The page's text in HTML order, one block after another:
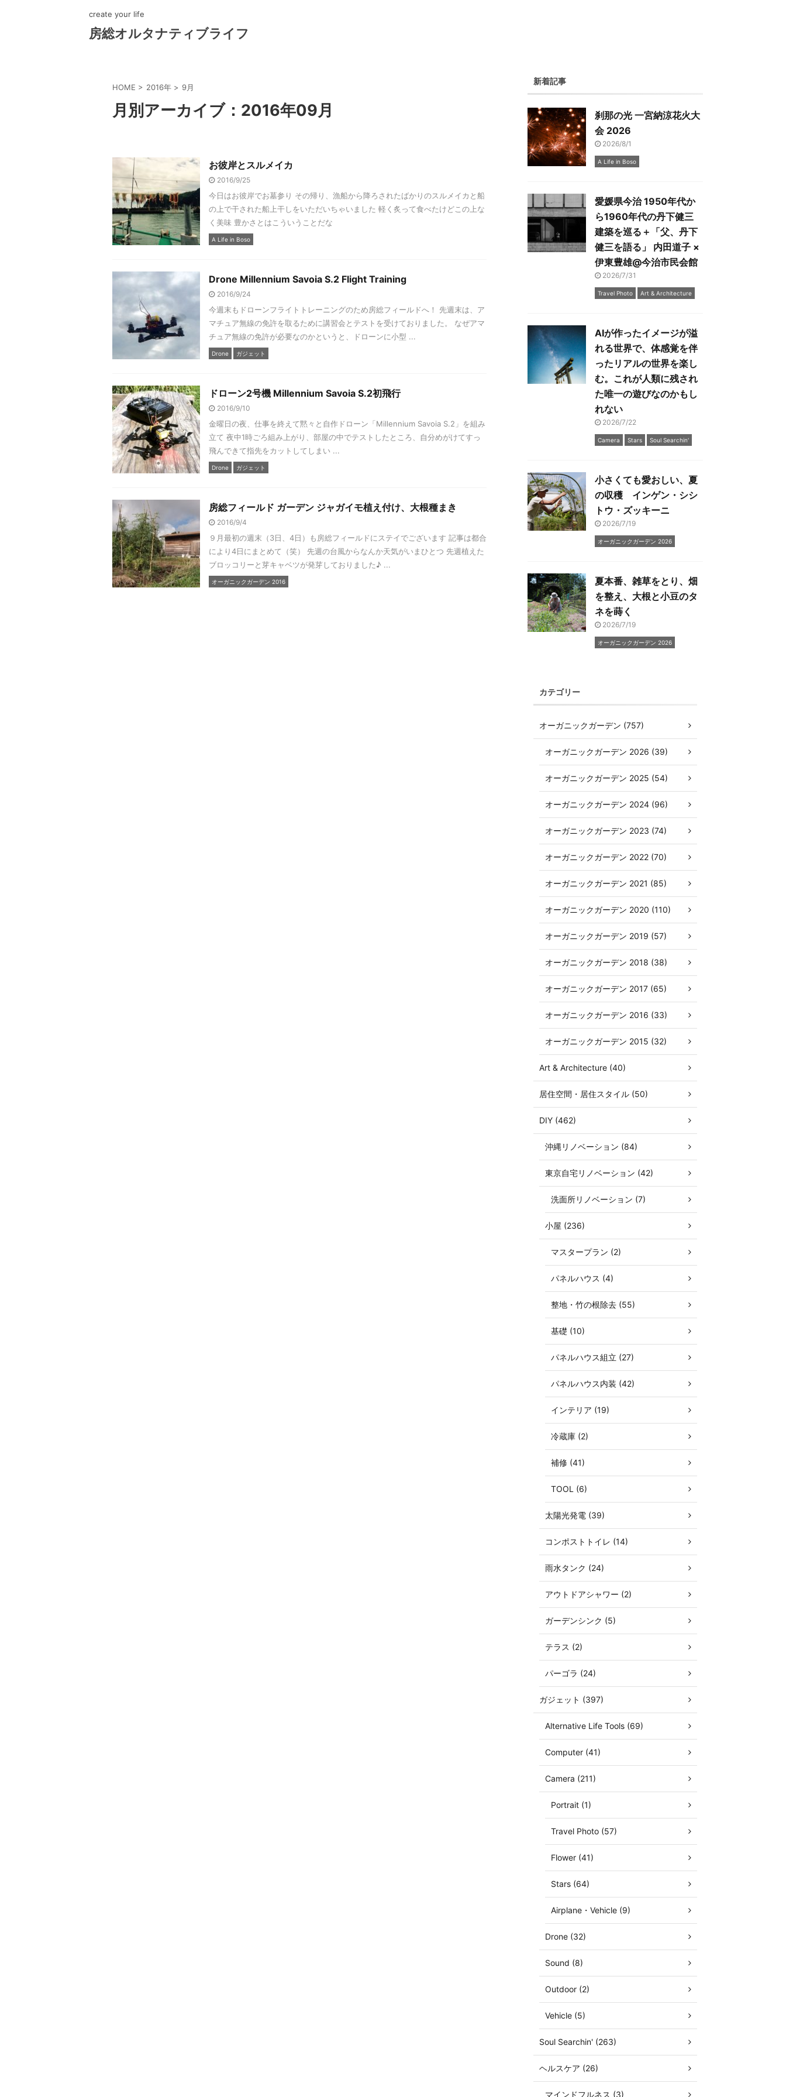
create your life
房総オルタナティブライフ
HOME > 2016年 > 9月
月別アーカイブ：2016年09月
お彼岸とスルメイカ
2016/9/25
今日はお彼岸でお墓参り その帰り、漁船から降ろされたばかりのスルメイカと船
の上で干された船上干しをいただいちゃいました 軽く炙って食べたけどこの上な
く美味 豊かさとはこういうことだな
A Life in Boso
Drone Millennium Savoia S.2 Flight Training
2016/9/24
今週末もドローンフライトトレーニングのため房総フィールドへ！ 先週末は、ア
マチュア無線の免許を取るために講習会とテストを受けておりました。 なぜアマ
チュア無線の免許が必要なのかというと、ドローンに小型 ...
Drone ガジェット
ドローン2号機 Millennium Savoia S.2初飛行
2016/9/10
金曜日の夜、仕事を終えて黙々と自作ドローン「Millennium Savoia S.2」を組み
立て 夜中1時ごろ組み上がり、部屋の中でテストしたところ、自分めがけてすっ
飛んできて指先をカットしてしまい ...
Drone ガジェット
房総フィールド ガーデン ジャガイモ植え付け、大根種まき
2016/9/4
９月最初の週末（3日、4日）も房総フィールドにステイでございます 記事は都合
により4日にまとめて（笑） 先週の台風からなんか天気がいまひとつ 先週植えた
ブロッコリーと芽キャベツが発芽しておりました♪ ...
オーガニックガーデン 2016
新着記事
刹那の光 一宮納涼花火大
会 2026
2026/8/1
A Life in Boso
愛媛県今治 1950年代か
ら1960年代の丹下健三
建築を巡る＋「父、丹下
健三を語る」 内田道子 ×
伊東豊雄@今治市民会館
2026/7/31
Travel Photo Art & Architecture
AIが作ったイメージが溢
れる世界で、体感覚を伴
ったリアルの世界を楽し
む。これが人類に残され
た唯一の遊びなのかもし
れない
2026/7/22
Camera Stars Soul Searchin'
小さくても愛おしい、夏
の収穫 インゲン・シシ
トウ・ズッキーニ
2026/7/19
オーガニックガーデン 2026
夏本番、雑草をとり、畑
を整え、大根と小豆のタ
ネを蒔く
2026/7/19
オーガニックガーデン 2026
カテゴリー
オーガニックガーデン (757)
オーガニックガーデン 2026 (39)
オーガニックガーデン 2025 (54)
オーガニックガーデン 2024 (96)
オーガニックガーデン 2023 (74)
オーガニックガーデン 2022 (70)
オーガニックガーデン 2021 (85)
オーガニックガーデン 2020 (110)
オーガニックガーデン 2019 (57)
オーガニックガーデン 2018 (38)
オーガニックガーデン 2017 (65)
オーガニックガーデン 2016 (33)
オーガニックガーデン 2015 (32)
Art & Architecture (40)
居住空間・居住スタイル (50)
DIY (462)
沖縄リノベーション (84)
東京自宅リノベーション (42)
洗面所リノベーション (7)
小屋 (236)
マスタープラン (2)
パネルハウス (4)
整地・竹の根除去 (55)
基礎 (10)
パネルハウス組立 (27)
パネルハウス内装 (42)
インテリア (19)
冷蔵庫 (2)
補修 (41)
TOOL (6)
太陽光発電 (39)
コンポストトイレ (14)
雨水タンク (24)
アウトドアシャワー (2)
ガーデンシンク (5)
テラス (2)
パーゴラ (24)
ガジェット (397)
Alternative Life Tools (69)
Computer (41)
Camera (211)
Portrait (1)
Travel Photo (57)
Flower (41)
Stars (64)
Airplane・Vehicle (9)
Drone (32)
Sound (8)
Outdoor (2)
Vehicle (5)
Soul Searchin' (263)
ヘルスケア (26)
マインドフルネス (3)